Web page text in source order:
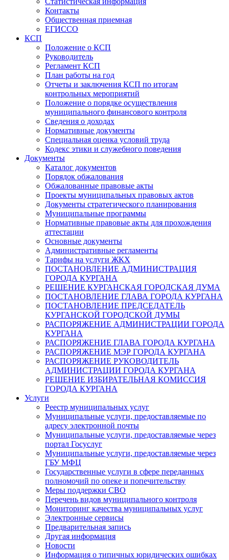
Контакты
Общественная приемная
ЕГИССО
КСП
Положение о КСП
Руководитель
Регламент КСП
План работы на год
Отчеты и заключения КСП по итогам
контрольных мероприятий
Положение о порядке осуществления
муниципального финансового контроля
Сведения о доходах
Нормативные документы
Специальная оценка условий труда
Кодекс этики и служебного поведения
Документы
Каталог документов
Порядок обжалования
Обжалованные правовые акты
Проекты муниципальных правовых актов
Документы стратегического планирования
Муниципальные программы
Нормативные правовые акты для прохождения
аттестации
Основные документы
Административные регламенты
Тарифы на услуги ЖКХ
ПОСТАНОВЛЕНИЕ АДМИНИСТРАЦИЯ
ГОРОДА КУРГАНА
РЕШЕНИЕ КУРГАНСКАЯ ГОРОДСКАЯ ДУМА
ПОСТАНОВЛЕНИЕ ГЛАВА ГОРОДА КУРГАНА
ПОСТАНОВЛЕНИЕ ПРЕДСЕДАТЕЛЬ
КУРГАНСКОЙ ГОРОДСКОЙ ДУМЫ
РАСПОРЯЖЕНИЕ АДМИНИСТРАЦИИ ГОРОДА
КУРГАНА
РАСПОРЯЖЕНИЕ ГЛАВА ГОРОДА КУРГАНА
РАСПОРЯЖЕНИЕ МЭР ГОРОДА КУРГАНА
РАСПОРЯЖЕНИЕ РУКОВОДИТЕЛЬ
АДМИНИСТРАЦИИ ГОРОДА КУРГАНА
РЕШЕНИЕ ИЗБИРАТЕЛЬНАЯ КОМИССИЯ
ГОРОДА КУРГАНА
Услуги
Реестр муниципальных услуг
Муниципальные услуги, предоставляемые по
адресу электронной почты
Муниципальные услуги, предоставляемые через
портал Госуслуг
Муниципальные услуги, предоставляемые через
ГБУ МФЦ
Государственные услуги в сфере переданных
полномочий по опеке и попечительству
Меры поддержки СВО
Перечень видов муниципального контроля
Мониторинг качества муниципальных услуг
Электронные сервисы
Предварительная запись
Другая информация
Новости
Информация о типичных юридических ошибках